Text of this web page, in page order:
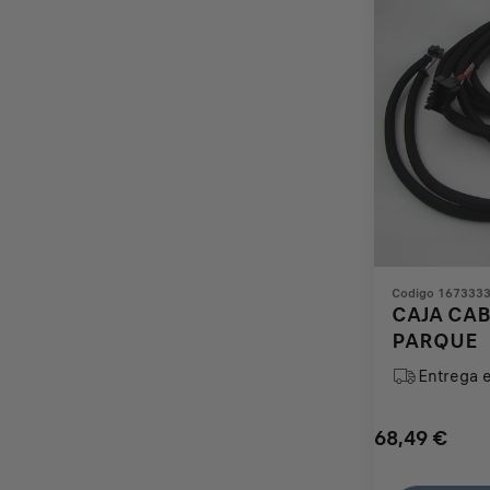
Codigo
CAJA
PARQUE
Entrega
68,49€
Price
Quantity